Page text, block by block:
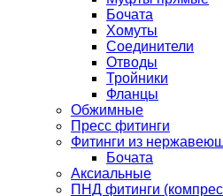
Бочата
Хомуты
Соединители
Отводы
Тройники
Фланцы
Обжимные
Пресс фитинги
Фитинги из
Бочата
Аксиальные
ПНД фитинги